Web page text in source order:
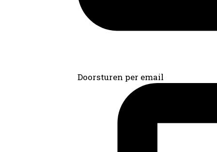
Doorsturen per email